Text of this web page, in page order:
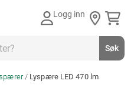
Logg inn
Søk
Lyspære LED 470 lm